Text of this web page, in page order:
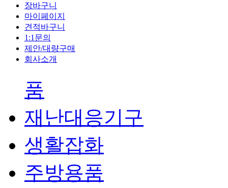
장바구니
마이페이지
견적바구니
1:1문의
제안/대량구매
회사소개
품
재난대응기구
생활잡화
주방용품